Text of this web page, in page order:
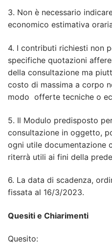
3. Non è necessario
economico estimativa
4. I contributi richiesti non
specifiche quotazioni
della consultazione ma
costo di massima a corpo
modo offerte tecniche o
5. Il Modulo predisposto
consultazione in oggetto,
ogni utile documentazione
riterrà utili ai fini della
6. La data di scadenza,
fissata al 16/3/2023.
Quesiti e Chiarimenti
Quesito: